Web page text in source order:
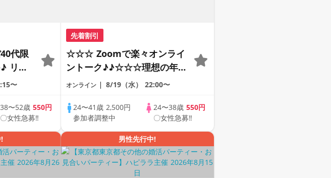
代限
リモ
うち
あり
〜
38〜52歳550円
〇女性急募‼
先着割引
☆☆☆ Zoomで楽々オンライ
ントーク♪♪☆☆☆理想の年の
差♪♪ そろそろ・・・素敵な
アルなオンライン婚活☆全国
の方が対象☆司会進行あり♪♪
オンライン 8/19（水） 22:00〜
24〜41歳2,500円
参加者調整中
24〜38歳 550円
〇女性急募‼
男性先行中!